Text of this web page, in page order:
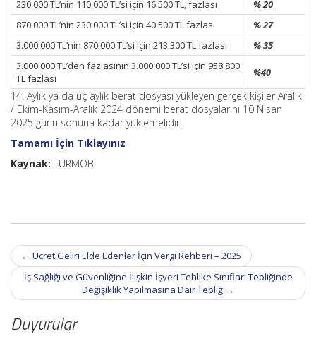
230.000 TL’nin 110.000 TL’si için 16.500 TL, fazlası
% 20
870.000 TL’nin 230.000 TL’si için 40.500 TL fazlası
% 27
3.000.000 TL’nin 870.000 TL’si için 213.300 TL fazlası
% 35
3.000.000 TL’den fazlasının 3.000.000 TL’si için 958.800
TL fazlası
%40
14. Aylık ya da üç aylık berat dosyası yükleyen gerçek kişiler Aralık
/ Ekim-Kasım-Aralık 2024 dönemi berat dosyalarını 10 Nisan
2025 günü sonuna kadar yüklemelidir.
Tamamı İçin Tıklayınız
Kaynak: TÜRMOB
Post
navigation
← Ücret Geliri Elde Edenler İçin Vergi Rehberi – 2025
İş Sağlığı ve Güvenliğine İlişkin İşyeri Tehlike Sınıfları Tebliğinde
Değişiklik Yapılmasına Dair Tebliğ →
Duyurular